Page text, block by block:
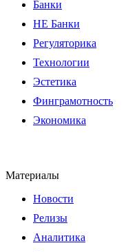
Банки
НЕ Банки
Регуляторика
Технологии
Эстетика
Финграмотность
Экономика
Материалы
Новости
Релизы
Аналитика